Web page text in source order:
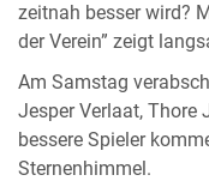
zeitnah besser wird?
der Verein” zeigt
Am Samstag
Jesper Verlaat, Thore
bessere Spieler
Sternenhimmel.